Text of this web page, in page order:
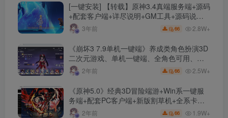
[一键安装] 【转载】原神3.4真端服务端+源码
+配套客户端+详尽说明+GM工具+源码说明
文件3年前 66 2.8W+
《崩坏3 7.9单机一键端》养成类角色扮演3D
二次元游戏、单机一键端、全角色可用、无
限资源、附带保姆级安装教程
2年前 66 2.5W+
《原神5.0》经典3D冒险端游+Win系一键服
务端+配套PC客户端+新版割草机+全系卡池
文件2年前 66 1.9W+